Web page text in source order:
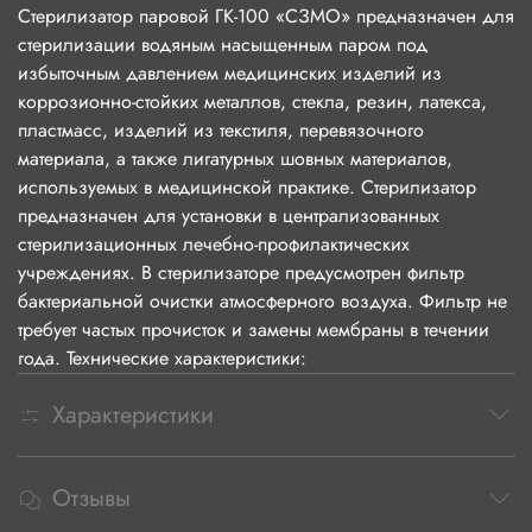
Стерилизатор паровой ГК-100 «СЗМО» предназначен для
стерилизации водяным насыщенным паром под
избыточным давлением медицинских изделий из
коррозионно-стойких металлов, стекла, резин, латекса,
пластмасс, изделий из текстиля, перевязочного
материала, а также лигатурных шовных материалов,
используемых в медицинской практике. Стерилизатор
предназначен для установки в централизованных
стерилизационных лечебно-профилактических
учреждениях. В стерилизаторе предусмотрен фильтр
бактериальной очистки атмосферного воздуха. Фильтр не
требует частых прочисток и замены мембраны в течении
года. Технические характеристики:
Характеристики
Отзывы